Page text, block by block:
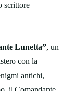
scrittore
Lunetta”, un
con la
antichi,